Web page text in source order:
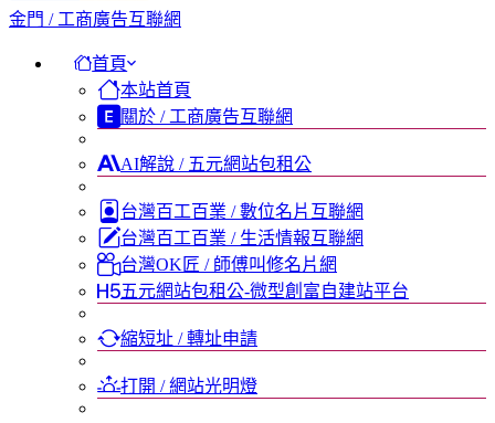
金門 / 工商廣告互聯網
首頁
本站首頁
關於 / 工商廣告互聯網
AI解說 / 五元網站包租公
台灣百工百業 / 數位名片互聯網
台灣百工百業 / 生活情報互聯網
台灣OK匠 / 師傅叫修名片網
五元網站包租公-微型創富自建站平台
縮短址 / 轉址申請
打開 / 網站光明燈